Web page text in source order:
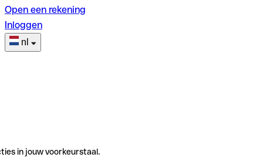
Open een rekening
Inloggen
nl
in jouw voorkeurstaal.